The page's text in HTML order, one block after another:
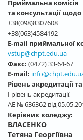
Приймальна комісія
та консультації щодо
+38(098)8307608
+38(063)4584192
E-mail приймальної
vstup@chpt.edu.ua
Факс: (0472) 33-64-67
E-mail:
Рівень акредитації
І рівень акредитації,
АЕ № 636362 від
Керівник коледжу:
ВЛАСЕНКО
Тетяна Георгіївна